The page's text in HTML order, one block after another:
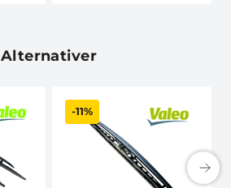
Alternativer
-11%